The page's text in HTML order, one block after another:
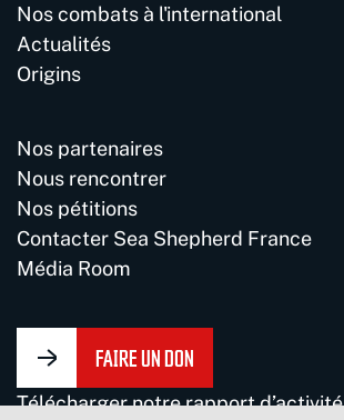
Nos combats à l'international
Actualités
Origins
Nos partenaires
Nous rencontrer
Nos pétitions
Contacter Sea Shepherd France
Média Room
FAIRE UN DON
Télécharger notre rapport d’activité